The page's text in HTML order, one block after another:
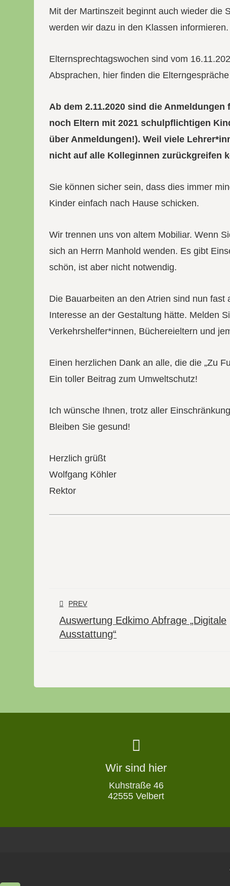
Mit der Martinszeit beginnt auch wieder die
werden wir dazu in den Klassen informieren.
Elternsprechtagswochen sind vom
Absprachen, hier finden die
Ab dem 2.11.2020 sind die
noch Eltern mit 2021 schulpflichtigen
über Anmeldungen!). Weil viele
nicht auf alle Kolleginnen zurückgreifen
Sie können sicher sein, dass dies immer
Kinder einfach nach Hause schicken.
Wir trennen uns von altem Mobiliar. Wenn
sich an Herrn Manhold wenden. Es gibt
schön, ist aber nicht notwendig.
Die Bauarbeiten an den Atrien sind nun
Interesse an der Gestaltung hätte. Melden
Verkehrshelfer*innen, Büchereieltern und
Einen herzlichen Dank an alle, die die „Zu
Ein toller Beitrag zum Umweltschutz!
Ich wünsche Ihnen, trotz aller
Bleiben Sie gesund!
Herzlich grüßt
Wolfgang Köhler
Rektor
PREV
Auswertung Edkimo Abfrage „Digitale
Ausstattung“
Wir sind hier
Kuhstraße 46
42555 Velbert